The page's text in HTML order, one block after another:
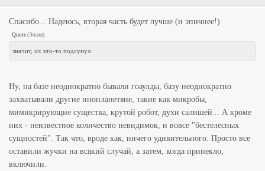
Спасибо... Надеюсь, вторая часть будет лучше (и эпичнее!)
Quote (Эллия)
значит, их кто-то подсунул
Ну, на базе неоднократно бывали гоаулды, базу неоднократно
захватывали другие инопланетяне, такие как микробы,
мимикрирующие существа, крутой робот, духи салишей... А кроме
них - неизвестное количество невидимок, и вовсе "бестелесных
сущностей". Так что, вроде как, ничего удивительного. Просто все
оставили жучки на всякий случай, а затем, когда припекло,
включили.